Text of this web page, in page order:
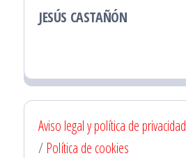
JESÚS CASTAÑÓN
Aviso legal y política de privacidad
/ Política de cookies